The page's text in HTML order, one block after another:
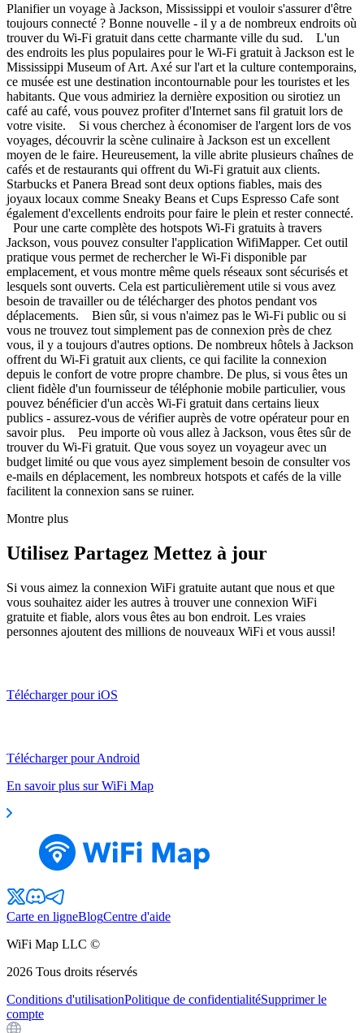
Planifier un voyage à Jackson, Mississippi et vouloir s'assurer d'être
toujours connecté ? Bonne nouvelle - il y a de nombreux endroits où
trouver du Wi-Fi gratuit dans cette charmante ville du sud. L'un
des endroits les plus populaires pour le Wi-Fi gratuit à Jackson est le
Mississippi Museum of Art. Axé sur l'art et la culture contemporains,
ce musée est une destination incontournable pour les touristes et les
habitants. Que vous admiriez la dernière exposition ou sirotiez un
café au café, vous pouvez profiter d'Internet sans fil gratuit lors de
votre visite. Si vous cherchez à économiser de l'argent lors de vos
voyages, découvrir la scène culinaire à Jackson est un excellent
moyen de le faire. Heureusement, la ville abrite plusieurs chaînes de
cafés et de restaurants qui offrent du Wi-Fi gratuit aux clients.
Starbucks et Panera Bread sont deux options fiables, mais des
joyaux locaux comme Sneaky Beans et Cups Espresso Cafe sont
également d'excellents endroits pour faire le plein et rester connecté.
Pour une carte complète des hotspots Wi-Fi gratuits à travers
Jackson, vous pouvez consulter l'application WifiMapper. Cet outil
pratique vous permet de rechercher le Wi-Fi disponible par
emplacement, et vous montre même quels réseaux sont sécurisés et
lesquels sont ouverts. Cela est particulièrement utile si vous avez
besoin de travailler ou de télécharger des photos pendant vos
déplacements. Bien sûr, si vous n'aimez pas le Wi-Fi public ou si
vous ne trouvez tout simplement pas de connexion près de chez
vous, il y a toujours d'autres options. De nombreux hôtels à Jackson
offrent du Wi-Fi gratuit aux clients, ce qui facilite la connexion
depuis le confort de votre propre chambre. De plus, si vous êtes un
client fidèle d'un fournisseur de téléphonie mobile particulier, vous
pouvez bénéficier d'un accès Wi-Fi gratuit dans certains lieux
publics - assurez-vous de vérifier auprès de votre opérateur pour en
savoir plus. Peu importe où vous allez à Jackson, vous êtes sûr de
trouver du Wi-Fi gratuit. Que vous soyez un voyageur avec un
budget limité ou que vous ayez simplement besoin de consulter vos
e-mails en déplacement, les nombreux hotspots et cafés de la ville
facilitent la connexion sans se ruiner.
Montre plus
Utilisez Partagez Mettez à jour
Si vous aimez la connexion WiFi gratuite autant que nous et que
vous souhaitez aider les autres à trouver une connexion WiFi
gratuite et fiable, alors vous êtes au bon endroit. Les vraies
personnes ajoutent des millions de nouveaux WiFi et vous aussi!
Télécharger pour iOS
Télécharger pour Android
En savoir plus sur WiFi Map
Carte en ligneBlogCentre d'aide
WiFi Map LLC ©
2026 Tous droits réservés
Conditions d'utilisationPolitique de confidentialitéSupprimer le
compte